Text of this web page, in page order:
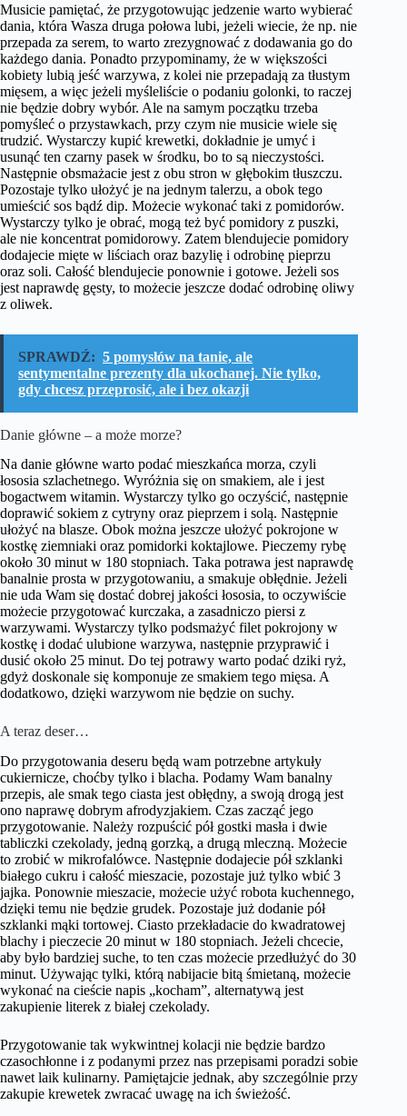
Musicie pamiętać, że przygotowując jedzenie warto wybierać
dania, która Wasza druga połowa lubi, jeżeli wiecie, że np. nie
przepada za serem, to warto zrezygnować z dodawania go do
każdego dania. Ponadto przypominamy, że w większości
kobiety lubią jeść warzywa, z kolei nie przepadają za tłustym
mięsem, a więc jeżeli myśleliście o podaniu golonki, to raczej
nie będzie dobry wybór. Ale na samym początku trzeba
pomyśleć o przystawkach, przy czym nie musicie wiele się
trudzić. Wystarczy kupić krewetki, dokładnie je umyć i
usunąć ten czarny pasek w środku, bo to są nieczystości.
Następnie obsmażacie jest z obu stron w głębokim tłuszczu.
Pozostaje tylko ułożyć je na jednym talerzu, a obok tego
umieścić sos bądź dip. Możecie wykonać taki z pomidorów.
Wystarczy tylko je obrać, mogą też być pomidory z puszki,
ale nie koncentrat pomidorowy. Zatem blendujecie pomidory
dodajecie mięte w liściach oraz bazylię i odrobinę pieprzu
oraz soli. Całość blendujecie ponownie i gotowe. Jeżeli sos
jest naprawdę gęsty, to możecie jeszcze dodać odrobinę oliwy
z oliwek.
SPRAWDŹ: 5 pomysłów na tanie, ale
sentymentalne prezenty dla ukochanej. Nie tylko,
gdy chcesz przeprosić, ale i bez okazji
Danie główne – a może morze?
Na danie główne warto podać mieszkańca morza, czyli
łososia szlachetnego. Wyróżnia się on smakiem, ale i jest
bogactwem witamin. Wystarczy tylko go oczyścić, następnie
doprawić sokiem z cytryny oraz pieprzem i solą. Następnie
ułożyć na blasze. Obok można jeszcze ułożyć pokrojone w
kostkę ziemniaki oraz pomidorki koktajlowe. Pieczemy rybę
około 30 minut w 180 stopniach. Taka potrawa jest naprawdę
banalnie prosta w przygotowaniu, a smakuje obłędnie. Jeżeli
nie uda Wam się dostać dobrej jakości łososia, to oczywiście
możecie przygotować kurczaka, a zasadniczo piersi z
warzywami. Wystarczy tylko podsmażyć filet pokrojony w
kostkę i dodać ulubione warzywa, następnie przyprawić i
dusić około 25 minut. Do tej potrawy warto podać dziki ryż,
gdyż doskonale się komponuje ze smakiem tego mięsa. A
dodatkowo, dzięki warzywom nie będzie on suchy.
A teraz deser…
Do przygotowania deseru będą wam potrzebne artykuły
cukiernicze, choćby tylko i blacha. Podamy Wam banalny
przepis, ale smak tego ciasta jest obłędny, a swoją drogą jest
ono naprawę dobrym afrodyzjakiem. Czas zacząć jego
przygotowanie. Należy rozpuścić pół gostki masła i dwie
tabliczki czekolady, jedną gorzką, a drugą mleczną. Możecie
to zrobić w mikrofalówce. Następnie dodajecie pół szklanki
białego cukru i całość mieszacie, pozostaje już tylko wbić 3
jajka. Ponownie mieszacie, możecie użyć robota kuchennego,
dzięki temu nie będzie grudek. Pozostaje już dodanie pół
szklanki mąki tortowej. Ciasto przekładacie do kwadratowej
blachy i pieczecie 20 minut w 180 stopniach. Jeżeli chcecie,
aby było bardziej suche, to ten czas możecie przedłużyć do 30
minut. Używając tylki, którą nabijacie bitą śmietaną, możecie
wykonać na cieście napis „kocham”, alternatywą jest
zakupienie literek z białej czekolady.
Przygotowanie tak wykwintnej kolacji nie będzie bardzo
czasochłonne i z podanymi przez nas przepisami poradzi sobie
nawet laik kulinarny. Pamiętajcie jednak, aby szczególnie przy
zakupie krewetek zwracać uwagę na ich świeżość.